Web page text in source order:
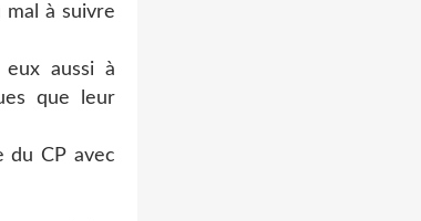
à suivre
eux aussi à
que leur
du CP avec